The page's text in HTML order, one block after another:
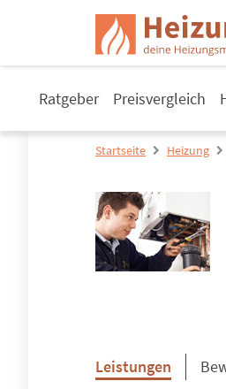
Ratgeber Preisvergleich
Startseite Heizung
Leistungen